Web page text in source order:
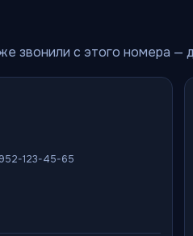
звонили с этого номера —
952-123-45-65